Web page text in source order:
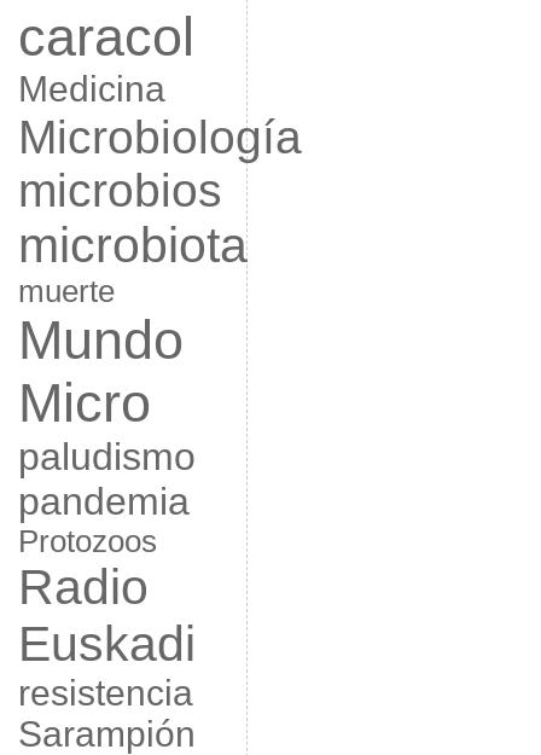
caracol
Medicina
Microbiología
microbios
microbiota
muerte
Mundo
Micro
paludismo
pandemia
Protozoos
Radio
Euskadi
resistencia
Sarampión